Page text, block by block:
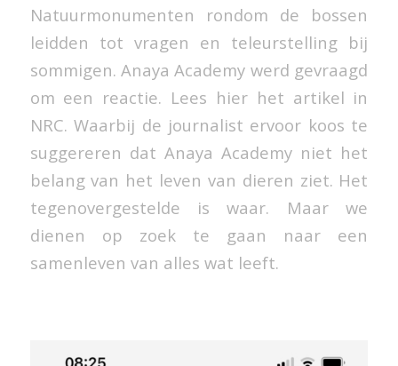
Natuurmonumenten rondom de bossen
leidden tot vragen en teleurstelling bij
sommigen. Anaya Academy werd gevraagd
om een reactie. Lees hier het artikel in
NRC. Waarbij de journalist ervoor koos te
suggereren dat Anaya Academy niet het
belang van het leven van dieren ziet. Het
tegenovergestelde is waar. Maar we
dienen op zoek te gaan naar een
samenleven van alles wat leeft.